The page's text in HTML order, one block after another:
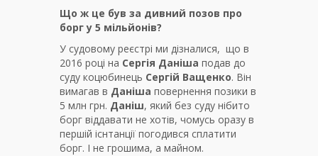
Що ж це був за дивний позов про
борг у 5 мільйонів?
У судовому реєстрі ми дізналися, що в
2016 році на Сергія Даніша подав до
суду коцюбинець Сергій Ващенко. Він
вимагав в Даніша повернення позики в
5 млн грн. Даніш, який без суду нібито
борг віддавати не хотів, чомусь оразу в
першій існтанції погодився сплатити
борг. І не грошима, а майном.